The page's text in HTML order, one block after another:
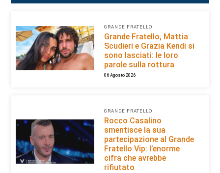
GRANDE FRATELLO
Grande Fratello, Mattia
Scudieri e Grazia Kendi si
sono lasciati: le loro
parole sulla rottura
06 Agosto 2026
GRANDE FRATELLO
Rocco Casalino
smentisce la sua
partecipazione al Grande
Fratello Vip: l’enorme
cifra che avrebbe
rifiutato